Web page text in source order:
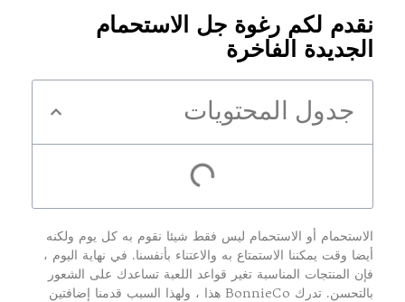
نقدم لكم رغوة جل الاستحمام
الجديدة الفاخرة
جدول المحتويات
الاستحمام أو الاستحمام ليس فقط شيئا نقوم به كل يوم ولكنه
أيضا وقت يمكننا الاستمتاع به والاعتناء بأنفسنا. في نهاية اليوم ،
فإن المنتجات المناسبة تغير قواعد اللعبة تساعدك على الشعور
بالتحسن. تدرك BonnieCo هذا ، ولهذا السبب قدمنا إضافتين